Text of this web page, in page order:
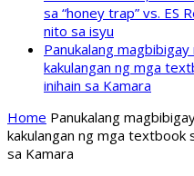
sa “honey trap” vs. ES
nito sa isyu
Panukalang
kakulangan ng mga
inihain sa Kamara
Home Panukalang
kakulangan ng mga textbook
sa Kamara